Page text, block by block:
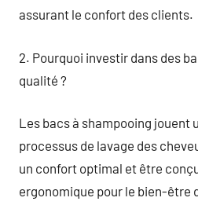
assurant le confort des clients.
2. Pourquoi investir dans des
qualité ?
Les bacs à shampooing jouent
processus de lavage des
un confort optimal et être
ergonomique pour le bien-être